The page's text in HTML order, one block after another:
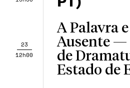
23
12h00
A Palavra
Ausente —
de
Estado de